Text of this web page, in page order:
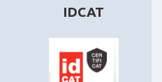
IDCAT